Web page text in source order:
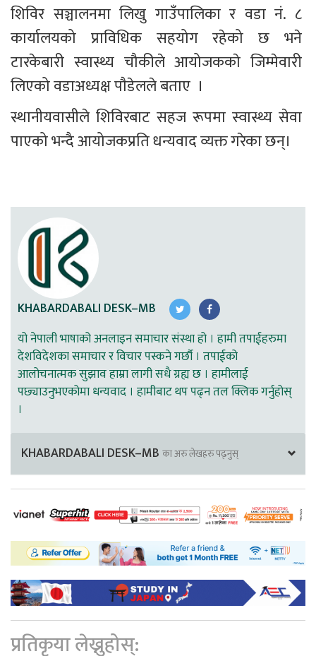
शिविर सञ्चालनमा लिखु गाउँपालिका र वडा नं. ८
कार्यालयको प्राविधिक सहयोग रहेको छ भने
टारकेबारी स्वास्थ्य चौकीले आयोजककाे जिम्मेवारी
लिएको वडाअध्यक्ष पाैडेलले बताए  ।
स्थानीयवासीले शिविरबाट सहज रूपमा स्वास्थ्य सेवा
पाएको भन्दै आयोजकप्रति धन्यवाद व्यक्त गरेका छन्।
KHABARDABALI DESK–MB
यो नेपाली भाषाको अनलाइन समाचार संस्था हो । हामी तपाईहरुमा
देशविदेशका समाचार र विचार पस्कने गर्छौ । तपाईको
आलोचनात्मक सुझाव हाम्रा लागी सधै ग्रह्य छ । हामीलाई
पछ्याउनुभएकोमा धन्यवाद । हामीबाट थप पढ्न तल क्लिक गर्नुहोस्
।
KHABARDABALI DESK–MB का अरु लेखहरु पढ्नुस्
प्रतिकृया लेख्नुहोस्: